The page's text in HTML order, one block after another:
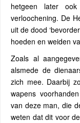
hetgeen later
verloochening. De
uit de dood
hoeden en weiden
Zoals al
alsmede de
zich mee. Daarbij
wapens
van deze man, die
weten dat dit voor